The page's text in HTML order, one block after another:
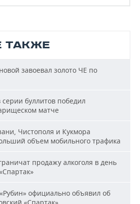
ТАКЖЕ
завоевал золото ЧЕ по
серии буллитов победил
матче
Чистополя и Кукмора
объем мобильного трафика
продажу алкоголя в день
официально объявил об